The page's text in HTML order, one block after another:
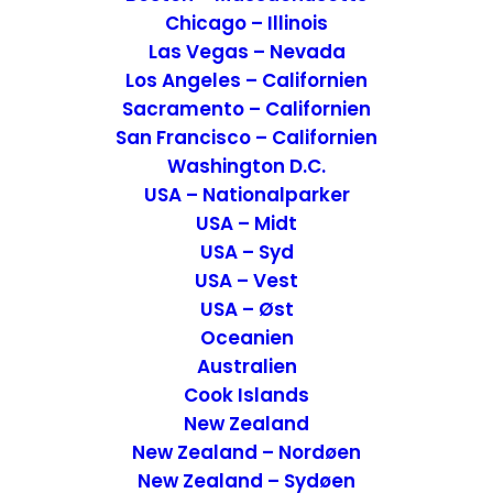
Chicago – Illinois
Las Vegas – Nevada
Los Angeles – Californien
Sacramento – Californien
San Francisco – Californien
Washington D.C.
USA – Nationalparker
USA – Midt
USA – Syd
USA – Vest
USA – Øst
Oceanien
Australien
Cook Islands
New Zealand
New Zealand – Nordøen
New Zealand – Sydøen
Rundturen på fabrikken
Vi blev herefter henvist til et åbent område
med en stor bar. Den var overdækket af en
enorm hvid presenning. Her sad vi